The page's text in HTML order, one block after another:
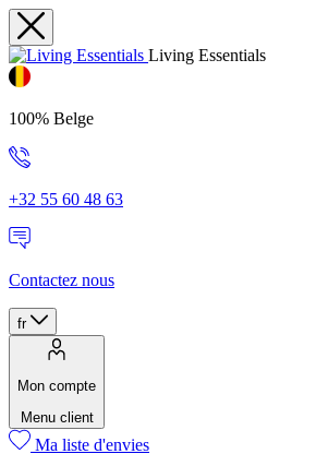
Living Essentials
100% Belge
+32 55 60 48 63
Contactez nous
fr
Mon compte
Menu client
Ma liste d'envies